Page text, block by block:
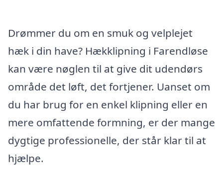
Drømmer du om en smuk og velplejet
hæk i din have? Hækklipning i Farendløse
kan være nøglen til at give dit udendørs
område det løft, det fortjener. Uanset om
du har brug for en enkel klipning eller en
mere omfattende formning, er der mange
dygtige professionelle, der står klar til at
hjælpe.